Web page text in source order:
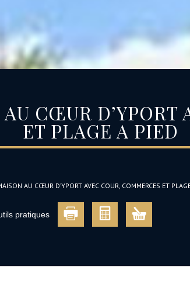
ET PLAGE A PIED
AU CŒUR D’YPORT AVEC COUR, COMMERCES ET
pratiques